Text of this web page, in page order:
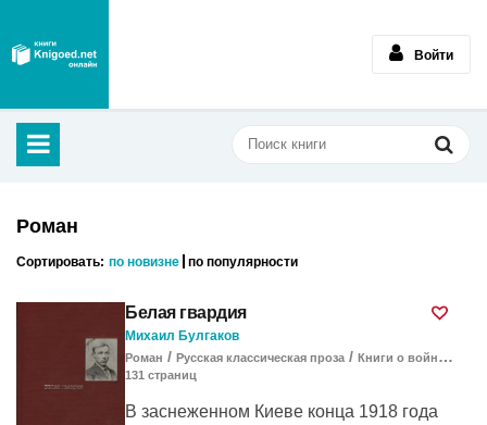
Войти
Роман
Сортировать: по новизне по популярности
Белая гвардия
Михаил Булгаков
Роман / Русская классическая проза / Книги о войне /
131 cтраниц
В заснеженном Киеве конца 1918 года